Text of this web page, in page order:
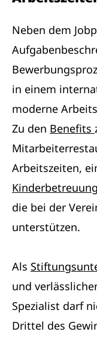
Neben dem
in einem
moderne
Zu den Benefits
Arbeitszeiten,
Kinderbetreuung
die bei der
unterstützen.
Als
und
Spezialist darf
Drittel des